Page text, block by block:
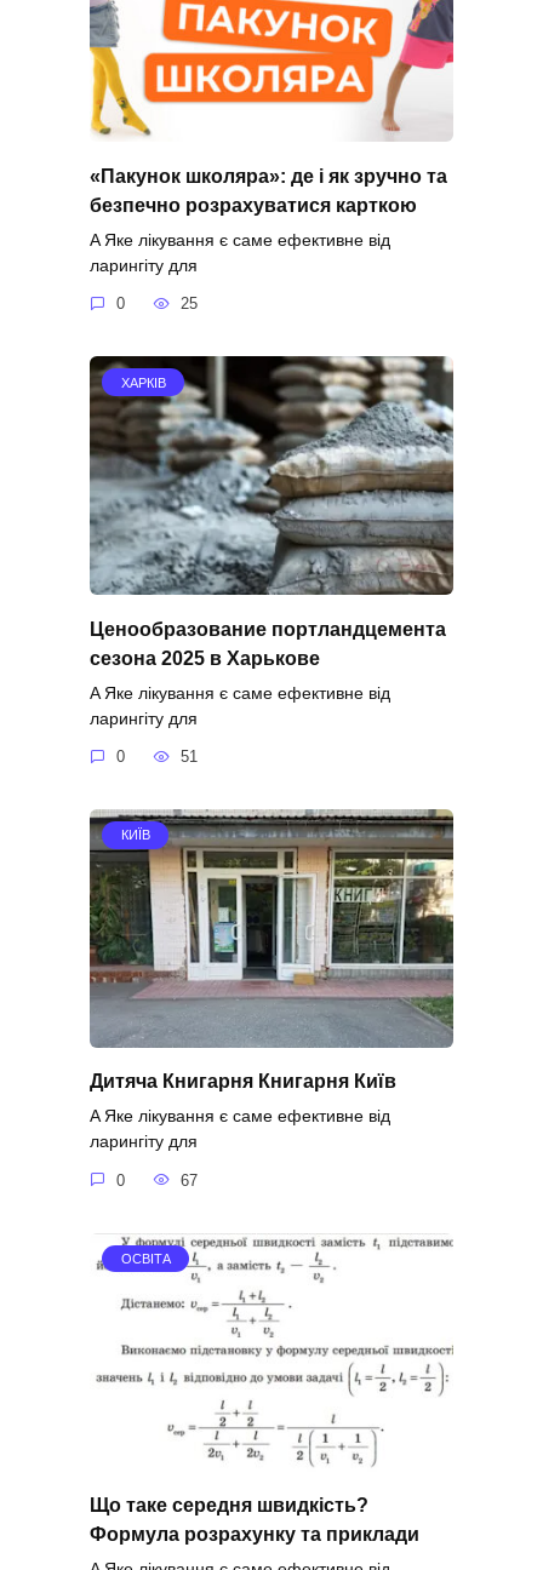
«Пакунок школяра»: де і як зручно та
безпечно розрахуватися карткою
A Яке лікування є саме ефективне від
ларингіту для
0 25
ХАРКІВ
Ценообразование портландцемента
сезона 2025 в Харькове
A Яке лікування є саме ефективне від
ларингіту для
0 51
КИЇВ
Дитяча Книгарня Книгарня Київ
A Яке лікування є саме ефективне від
ларингіту для
0 67
ОСВІТА
Що таке середня швидкість?
Формула розрахунку та приклади